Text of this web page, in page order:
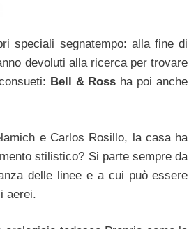
speciali segnatempo: alla fine di
devoluti alla ricerca per trovare
Bell & Ross ha poi anche
e Carlos Rosillo, la casa ha
stilistico? Si parte sempre da
delle linee e a cui può essere
aerei.